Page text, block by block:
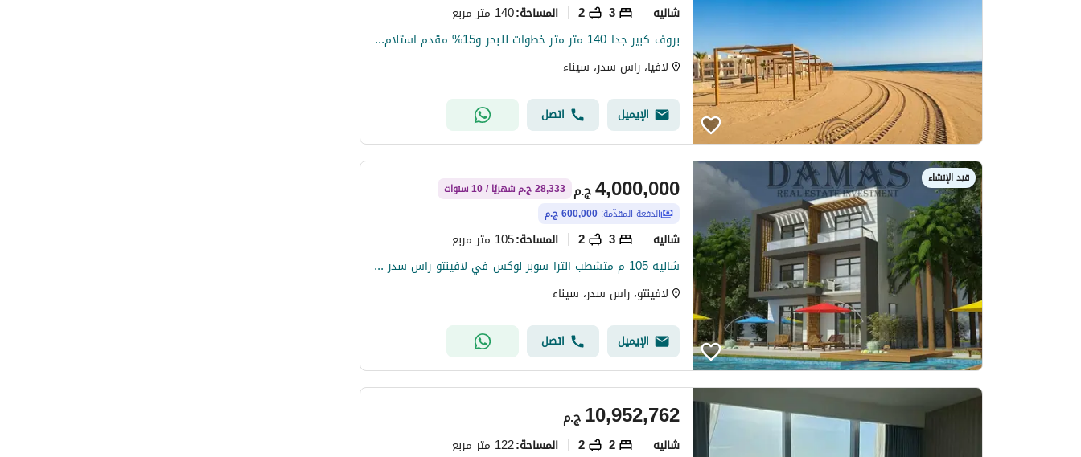
شاليه 3
2 المساحة:140 متر مربع
بروف كبير جدا 140 متر متر خطوات للبحر و15% مقدم استلام فورى
لافيا، راس سدر، سيناء
الإيميل اتصل
قيد الإنشاء
ج.م4,000,000
28,333 ج.م شهريًا / 10 سنوات
الدفعة المقدّمة: 600,000 ج.م
شاليه 3
2 المساحة:105 متر مربع
شاليه 105 م متشطب الترا سوبر لوكس في لافينتو راس سدر لاسيرينا
لافينتو، راس سدر، سيناء
الإيميل اتصل
ج.م10,952,762
شاليه 2
2 المساحة:122 متر مربع